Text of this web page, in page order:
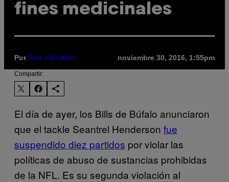
fines medicinales
Por Sean Newell noviembre 30, 2016, 1:55pm
Compartir:
El día de ayer, los Bills de Búfalo anunciaron
que el tackle Seantrel Henderson fue
suspendido diez partidos por violar las
políticas de abuso de sustancias prohibidas
de la NFL. Es su segunda violación al